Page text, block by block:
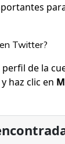
Twitter?
de la
haz clic en